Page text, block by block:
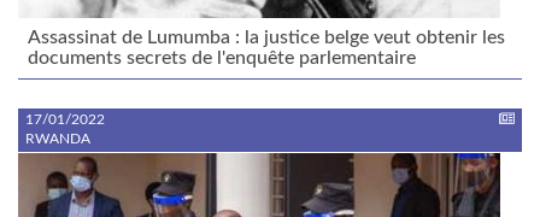
Assassinat de Lumumba : la justice belge veut obtenir les
documents secrets de l'enquête parlementaire
17/01/2022
RWANDA